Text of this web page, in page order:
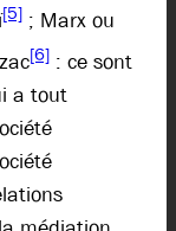
[5] ; Marx ou
[6] : ce sont
a tout